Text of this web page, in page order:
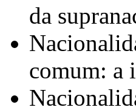
da
comum: a